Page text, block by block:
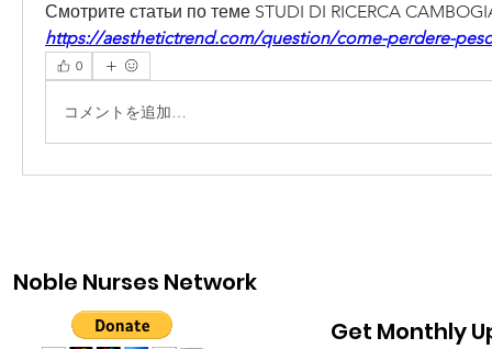
Смотрите статьи по теме STUDI DI RICERCA
https://aesthetictrend.com/question/come-perdere-
0
コメントを追加…
Noble Nurses Network
Get Monthly